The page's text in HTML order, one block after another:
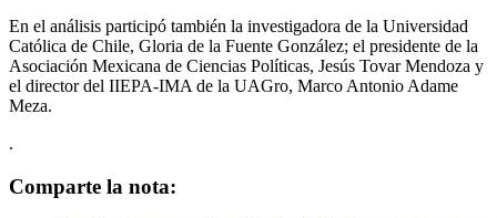
En el análisis participó también la investigadora de la Universidad
Católica de Chile, Gloria de la Fuente González; el presidente de la
Asociación Mexicana de Ciencias Políticas, Jesús Tovar Mendoza y
el director del IIEPA-IMA de la UAGro, Marco Antonio Adame
Meza.
.
Comparte la nota: